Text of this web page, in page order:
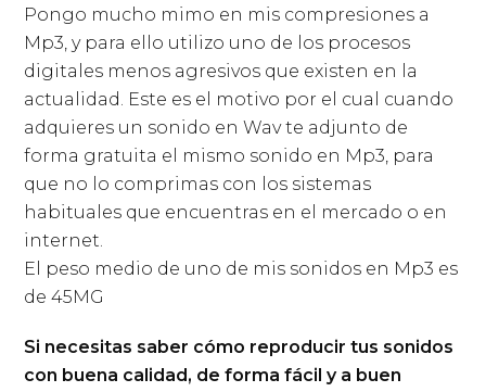
Pongo mucho mimo en mis compresiones a
Mp3, y para ello utilizo uno de los procesos
digitales menos agresivos que existen en la
actualidad. Este es el motivo por el cual cuando
adquieres un sonido en Wav te adjunto de
forma gratuita el mismo sonido en Mp3, para
que no lo comprimas con los sistemas
habituales que encuentras en el mercado o en
internet.
El peso medio de uno de mis sonidos en Mp3 es
de 45MG
Si necesitas saber cómo reproducir tus sonidos
con buena calidad, de forma fácil y a buen